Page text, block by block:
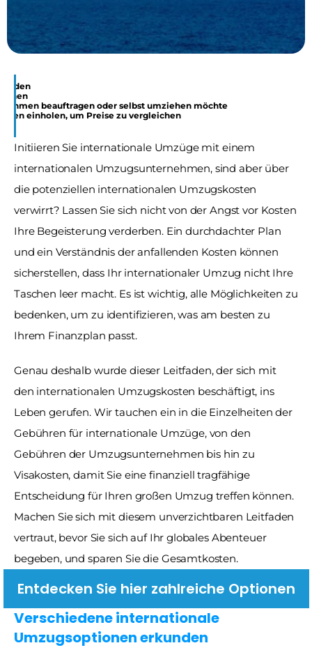
beauftragen oder selbst umziehen möchte
einholen, um Preise zu vergleichen
Initiieren Sie internationale Umzüge mit einem
internationalen Umzugsunternehmen, sind aber über
die potenziellen internationalen Umzugskosten
verwirrt? Lassen Sie sich nicht von der Angst vor Kosten
Ihre Begeisterung verderben. Ein durchdachter Plan
und ein Verständnis der anfallenden Kosten können
sicherstellen, dass Ihr internationaler Umzug nicht Ihre
Taschen leer macht. Es ist wichtig, alle Möglichkeiten zu
bedenken, um zu identifizieren, was am besten zu
Ihrem Finanzplan passt.
Genau deshalb wurde dieser Leitfaden, der sich mit
den internationalen Umzugskosten beschäftigt, ins
Leben gerufen. Wir tauchen ein in die Einzelheiten der
Gebühren für internationale Umzüge, von den
Gebühren der Umzugsunternehmen bis hin zu
Visakosten, damit Sie eine finanziell tragfähige
Entscheidung für Ihren großen Umzug treffen können.
Machen Sie sich mit diesem unverzichtbaren Leitfaden
vertraut, bevor Sie sich auf Ihr globales Abenteuer
begeben, und sparen Sie die Gesamtkosten.
Entdecken Sie hier zahlreiche Optionen
Verschiedene internationale
Umzugsoptionen erkunden